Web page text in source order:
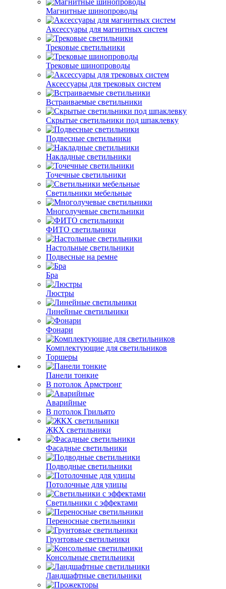
Магнитные шинопроводы
Аксессуары для магнитных систем
Трековые светильники
Трековые шинопроводы
Аксессуары для трековых систем
Встраиваемые светильники
Скрытые светильники под шпаклевку
Подвесные светильники
Накладные светильники
Точечные светильники
Светильники мебельные
Многолучевые светильники
ФИТО светильники
Настольные светильники
Подвесные на ремне
Бра
Люстры
Линейные светильники
Фонари
Комплектующие для светильников
Торшеры
Панели тонкие
В потолок Армстронг
Аварийные
В потолок Грильято
ЖКХ светильники
Фасадные светильники
Подводные светильники
Потолочные для улицы
Светильники с эффектами
Переносные светильники
Грунтовые светильники
Консольные светильники
Ландшафтные светильники